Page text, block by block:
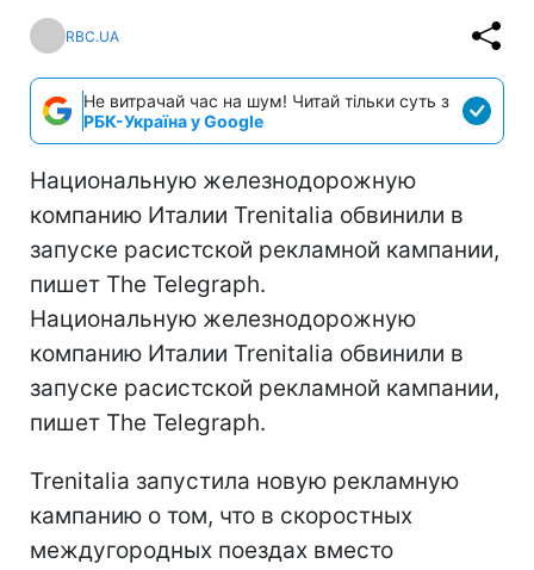
RBC.UA
Не витрачай час на шум! Читай тільки суть з
РБК-Україна у Google
Национальную железнодорожную
компанию Италии Trenitalia обвинили в
запуске расистской рекламной кампании,
пишет The Telegraph.
Национальную железнодорожную
компанию Италии Trenitalia обвинили в
запуске расистской рекламной кампании,
пишет The Telegraph.
Trenitalia запустила новую рекламную
кампанию о том, что в скоростных
междугородных поездах вместо